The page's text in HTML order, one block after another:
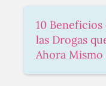
10
las Drogas
Ahora Mismo